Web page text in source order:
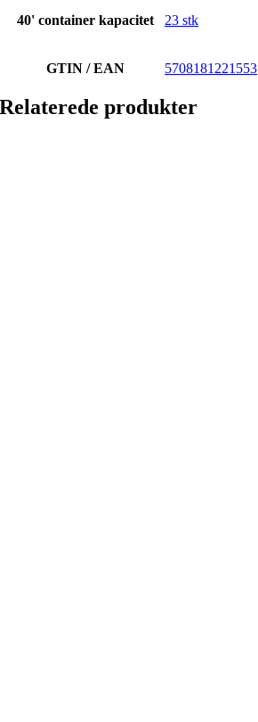
40' container kapacitet 23 stk
GTIN / EAN 5708181221553
Relaterede produkter